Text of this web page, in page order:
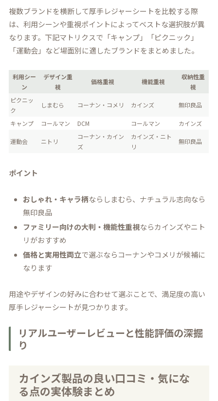
複数ブランドを横断して厚手レジャーシートを比較する際
は、利用シーンや重視ポイントによってベストな選択肢が異
なります。下記マトリクスで「キャンプ」「ピクニック」
「運動会」など場面別に適したブランドをまとめました。
利用シー
ン
デザイン重
視
価格重視 機能重視
収納性重
視
ピクニッ
ク
しまむら コーナン・コメリ カインズ 無印良品
キャンプ コールマン DCM コールマン カインズ
運動会 ニトリ
コーナン・カイン
ズ
カインズ・ニト
リ
無印良品
ポイント
おしゃれ・キャラ柄ならしまむら、ナチュラル志向なら
無印良品
ファミリー向けの大判・機能性重視ならカインズやニト
リがおすすめ
価格と実用性両立で選ぶならコーナンやコメリが候補に
なります
用途やデザインの好みに合わせて選ぶことで、満足度の高い
厚手レジャーシートが見つかります。
リアルユーザーレビューと性能評価の深掘
り
カインズ製品の良い口コミ・気にな
る点の実体験まとめ